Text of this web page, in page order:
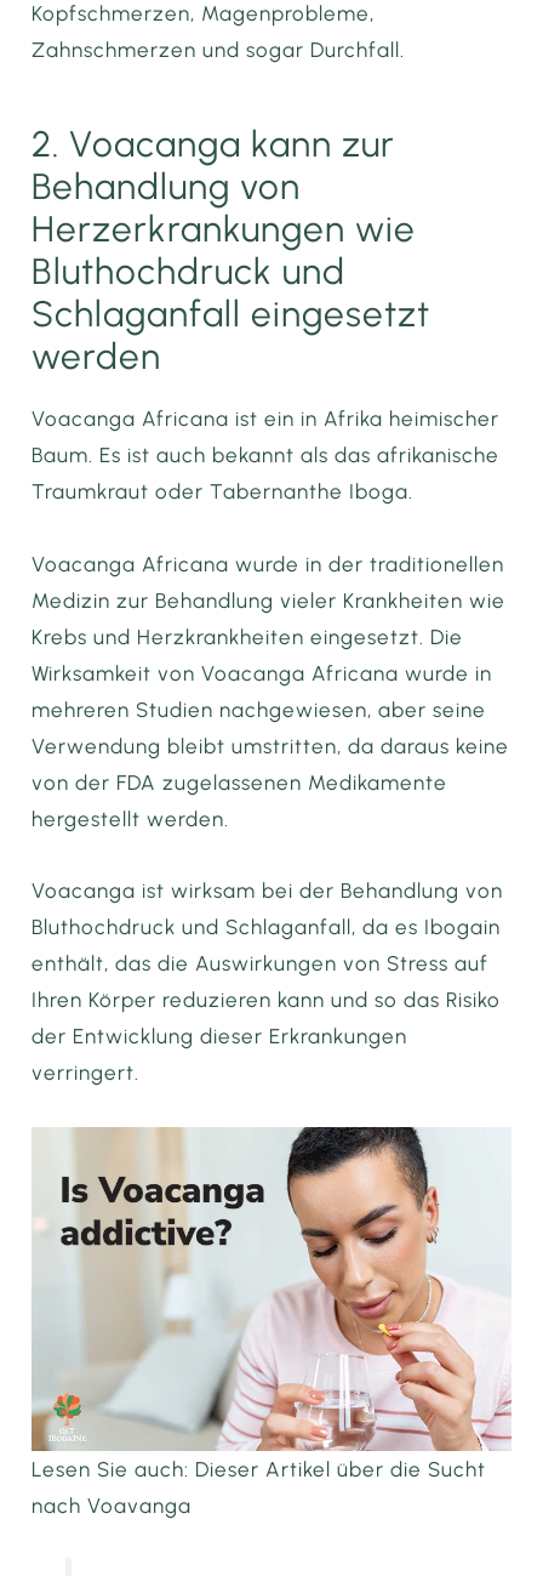
Kopfschmerzen, Magenprobleme,
Zahnschmerzen und sogar Durchfall.
2. Voacanga kann zur
Behandlung von
Herzerkrankungen wie
Bluthochdruck und
Schlaganfall eingesetzt
werden
Voacanga Africana ist ein in Afrika heimischer
Baum. Es ist auch bekannt als das afrikanische
Traumkraut oder Tabernanthe Iboga.
Voacanga Africana wurde in der traditionellen
Medizin zur Behandlung vieler Krankheiten wie
Krebs und Herzkrankheiten eingesetzt. Die
Wirksamkeit von Voacanga Africana wurde in
mehreren Studien nachgewiesen, aber seine
Verwendung bleibt umstritten, da daraus keine
von der FDA zugelassenen Medikamente
hergestellt werden.
Voacanga ist wirksam bei der Behandlung von
Bluthochdruck und Schlaganfall, da es Ibogain
enthält, das die Auswirkungen von Stress auf
Ihren Körper reduzieren kann und so das Risiko
der Entwicklung dieser Erkrankungen
verringert.
Lesen Sie auch: Dieser Artikel über die Sucht
nach Voavanga